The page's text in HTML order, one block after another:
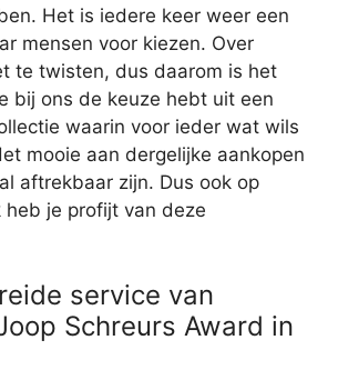
Het is iedere keer weer een
mensen voor kiezen. Over
te twisten, dus daarom is het
bij ons de keuze hebt uit een
waarin voor ieder wat wils
mooie aan dergelijke aankopen
aftrekbaar zijn. Dus ook op
heb je profijt van deze
service van
Schreurs Award in